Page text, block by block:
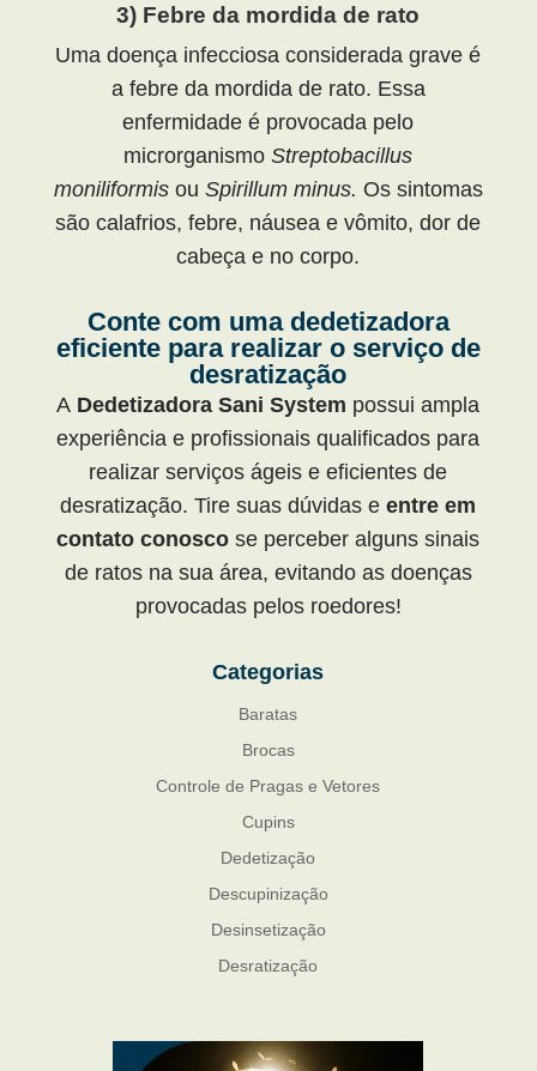
3) Febre da mordida de rato
Uma doença infecciosa considerada grave é
a febre da mordida de rato. Essa
enfermidade é provocada pelo
microrganismoStreptobacillus
moniliformis ou Spirillum minus. Os sintomas
são calafrios, febre, náusea e vômito, dor de
cabeça e no corpo.
Conte com uma dedetizadora
eficiente para realizar o serviço de
desratização
A Dedetizadora Sani System possui ampla
experiência e profissionais qualificados para
realizar serviços ágeis e eficientes de
desratização. Tire suas dúvidas eentre em
contato conosco se perceber alguns sinais
de ratos na sua área, evitando as doenças
provocadas pelos roedores!
Categorias
Baratas
Brocas
Controle de Pragas e Vetores
Cupins
Dedetização
Descupinização
Desinsetização
Desratização
Mosquito Mist